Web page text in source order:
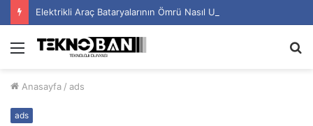
Elektrikli Araç Bataryalarının Ömrü Nasıl Uzatılır?
Menü
Anasayfa / ads
ads